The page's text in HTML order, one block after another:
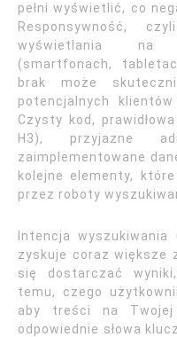
pełni wyświetlić, co
Responsywność,
wyświetlania na
(smartfonach,
brak może
potencjalnych
Czysty kod,
H3), przyjazne
zaimplementowane
kolejne elementy,
przez roboty
Intencja
zyskuje coraz większe
się dostarczać
temu, czego
aby treści na Twojej
odpowiednie słowa